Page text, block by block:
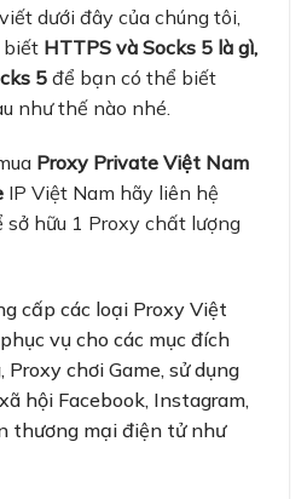
dưới đây của chúng tôi
biết HTTPS và Socks 5 là gì,
5 để bạn có thể biết
như thế nào nhé.
Proxy Private Việt Nam
IP Việt Nam hãy liên hệ
hữu 1 Proxy chất lượng
cấp các loại Proxy Việt
vụ cho các mục đích
chơi Game, sử dụng
hội Facebook, Instagram,
thương mại điện tử như